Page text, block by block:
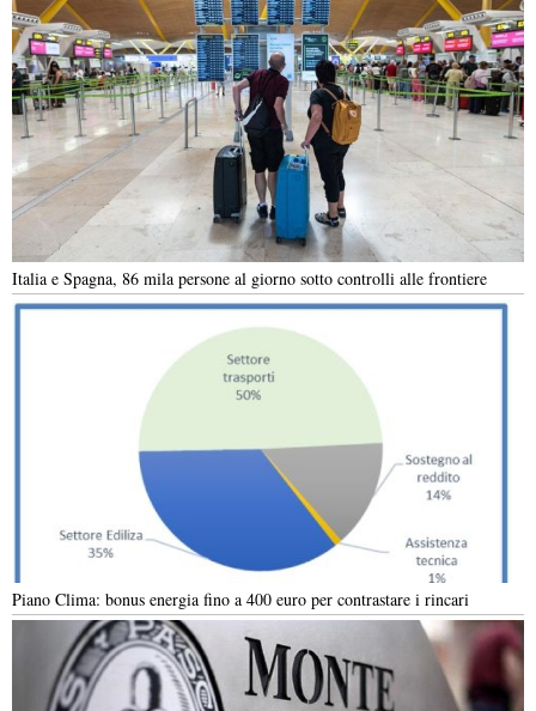
Italia e Spagna, 86 mila persone al giorno sotto controlli alle frontiere
Piano Clima: bonus energia fino a 400 euro per contrastare i rincari